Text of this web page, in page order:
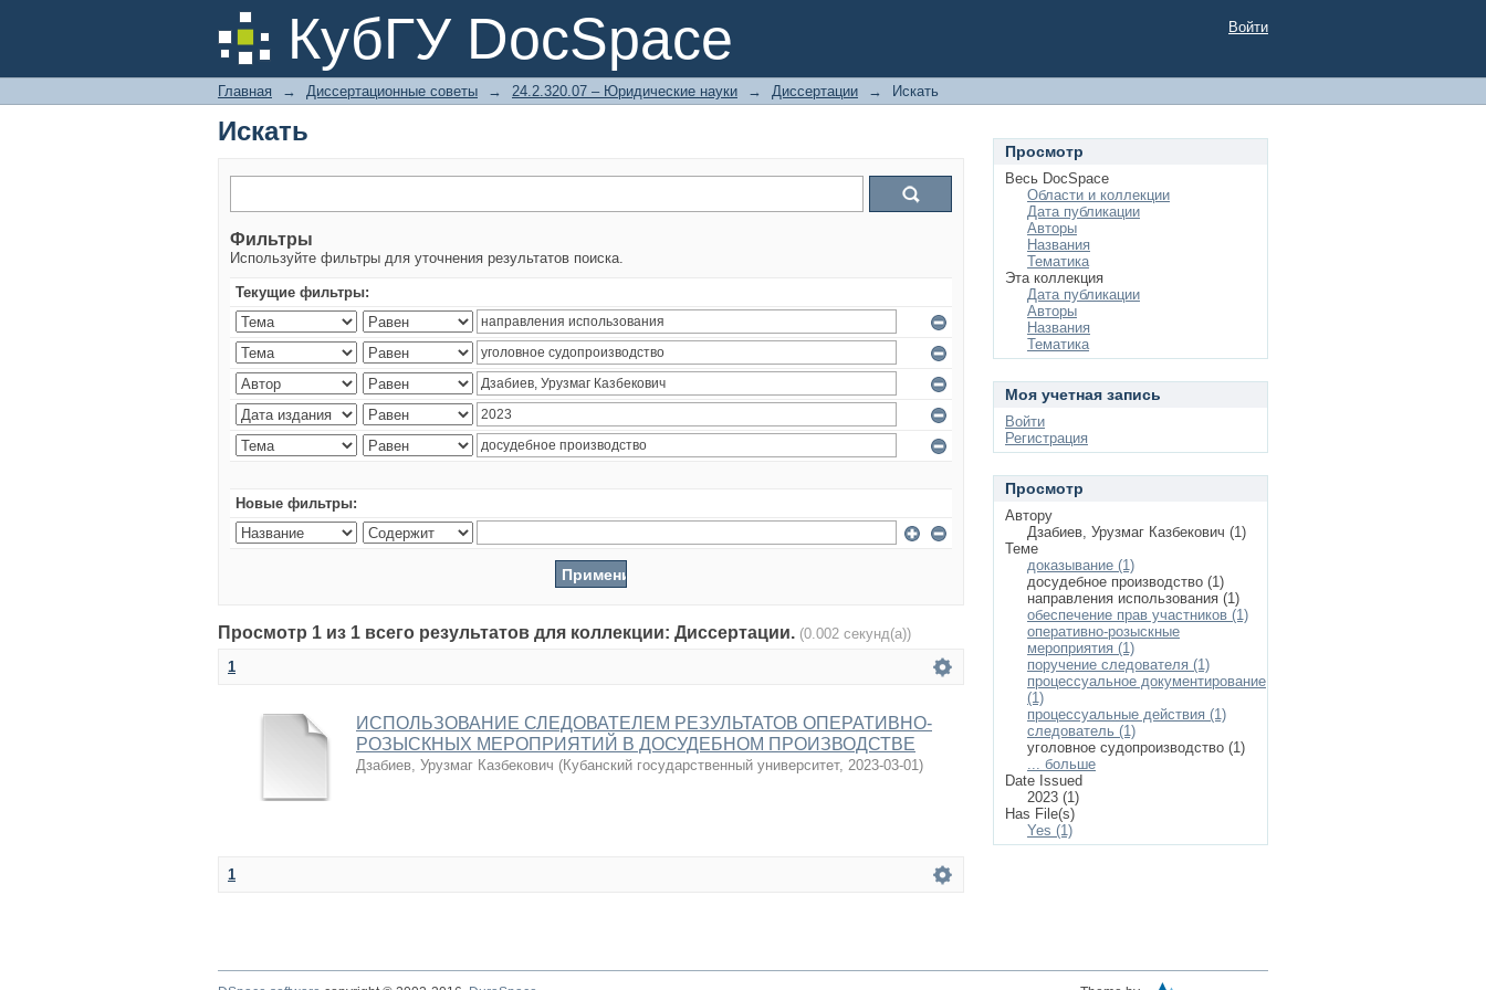
КубГУ DocSpace
Искать Войти
Главная → Диссертационные советы → 24.2.320.07 – Юридические науки → Диссертации → Искать
Искать
Фильтры
Используйте фильтры для уточнения результатов поиска.
Текущие фильтры:
Новые фильтры:
Просмотр 1 из 1 всего результатов для коллекции: Диссертации. (0.002 секунд(а))
1
ИСПОЛЬЗОВАНИЕ СЛЕДОВАТЕЛЕМ РЕЗУЛЬТАТОВ ОПЕРАТИВНО-
РОЗЫСКНЫХ МЕРОПРИЯТИЙ В ДОСУДЕБНОМ ПРОИЗВОДСТВЕ
Дзабиев, Урузмаг Казбекович (Кубанский государственный университет, 2023-03-01)
1
Просмотр
Весь DocSpace
Области и коллекции
Дата публикации
Авторы
Названия
Тематика
Эта коллекция
Дата публикации
Авторы
Названия
Тематика
Моя учетная запись
Войти
Регистрация
Просмотр
Автору
Дзабиев, Урузмаг Казбекович (1)
Теме
доказывание (1)
досудебное производство (1)
направления использования (1)
обеспечение прав участников (1)
оперативно-розыскные
мероприятия (1)
поручение следователя (1)
процессуальное документирование
(1)
процессуальные действия (1)
следователь (1)
уголовное судопроизводство (1)
... больше
Date Issued
2023 (1)
Has File(s)
Yes (1)